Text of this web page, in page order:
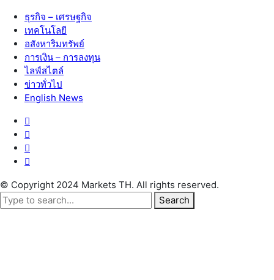
ธุรกิจ – เศรษฐกิจ
เทคโนโลยี
อสังหาริมทรัพย์
การเงิน – การลงทุน
ไลฟ์สไตล์
ข่าวทั่วไป
English News
© Copyright 2024 Markets TH. All rights reserved.
Search